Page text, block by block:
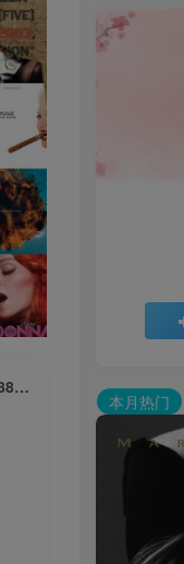
Madonna – Ray Of Light (Sasha Ultra Violet Mix Edit) (2022 Remaster)【88.2kHz／24bit】西班牙区
本月热门